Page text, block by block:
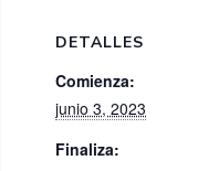
DETALLES
Comienza:
junio 3, 2023
Finaliza: